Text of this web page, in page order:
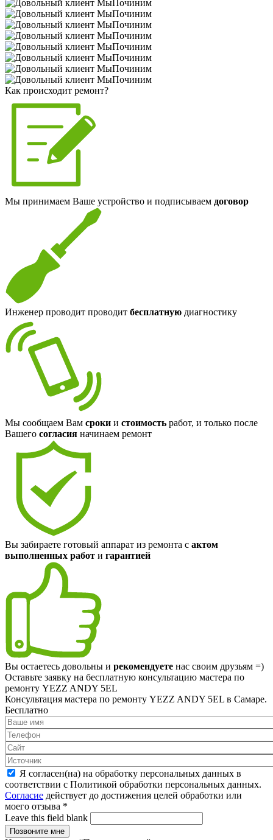
Как происходит ремонт?
Мы принимаем Ваше устройство и подписываем договор
Инженер проводит проводит бесплатную диагностику
Мы сообщаем Вам сроки и стоимость работ, и только после
Вашего согласия начинаем ремонт
Вы забираете готовый аппарат из ремонта с актом
выполненных работ и гарантией
Вы остаетесь довольны и рекомендуете нас своим друзьям =)
Оставьте заявку на бесплатную консультацию мастера по
ремонту YEZZ ANDY 5EL
Консультация мастера по ремонту YEZZ ANDY 5EL в Самаре.
Бесплатно
Я согласен(на) на обработку персональных данных в
соответствии с Политикой обработки персональных данных.
Согласие действует до достижения целей обработки или
моего отзыва *
Leave this field blank